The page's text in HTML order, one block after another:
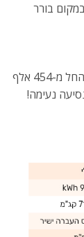
בורר
את הדגם החשמלי החדש מבית יגואר תוכלו למצוא החל מ-454 אלף
נעימה!